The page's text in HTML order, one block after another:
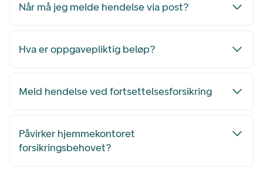
Når må jeg melde hendelse via post?
Hva er oppgavepliktig beløp?
Meld hendelse ved fortsettelsesforsikring
Påvirker hjemmekontoret
forsikringsbehovet?